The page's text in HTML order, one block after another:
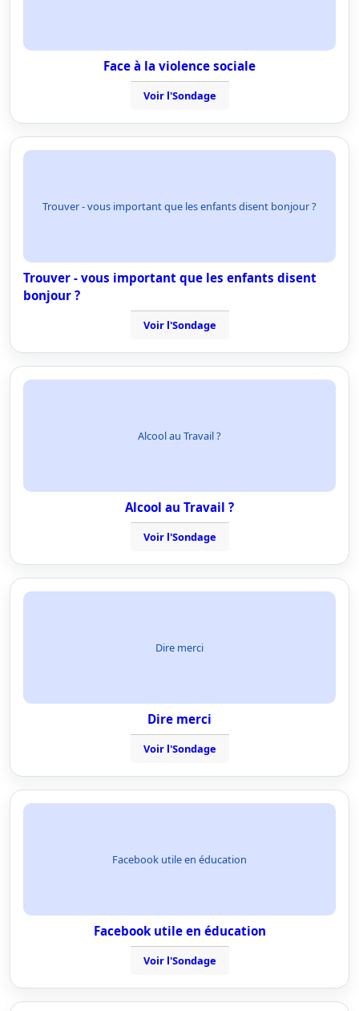
Face à la violence sociale
Voir l'Sondage
Trouver - vous important que les enfants disent bonjour ?
Trouver - vous important que les enfants disent
bonjour ?
Voir l'Sondage
Alcool au Travail ?
Alcool au Travail ?
Voir l'Sondage
Dire merci
Dire merci
Voir l'Sondage
Facebook utile en éducation
Facebook utile en éducation
Voir l'Sondage